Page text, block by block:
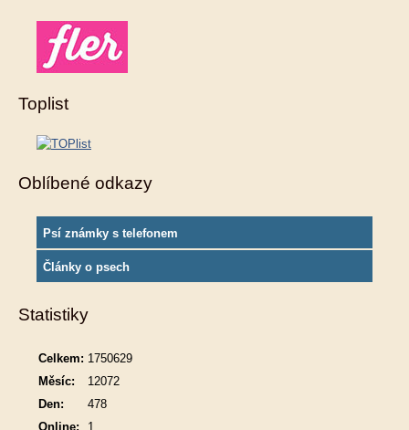
Toplist
Oblíbené odkazy
Psí známky s telefonem
Články o psech
Statistiky
Online: 1
Celkem: 1750629
Měsíc:
12072
Den:
478